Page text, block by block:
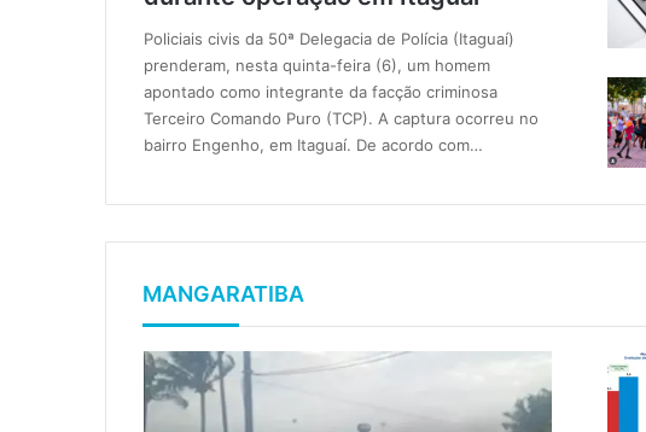
Policiais civis da 50ª Delegacia de Polícia (Itaguaí)
prenderam, nesta quinta-feira (6), um homem
apontado como integrante da facção criminosa
Terceiro Comando Puro (TCP). A captura ocorreu no
bairro Engenho, em Itaguaí. De acordo com…
MANGARATIBA